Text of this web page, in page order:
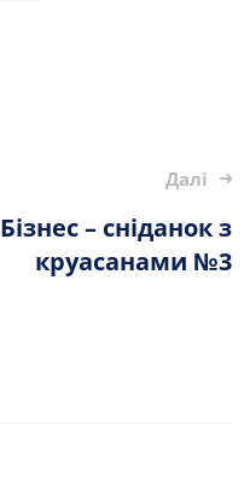
Далі
Бізнес – сніданок з
круасанами №3